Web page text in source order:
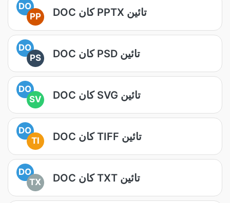
DO
PP
DOC کان PPTX تائين
DO
PS
DOC کان PSD تائين
DO
SV
DOC کان SVG تائين
DO
TI
DOC کان TIFF تائين
DO
TX
DOC کان TXT تائين